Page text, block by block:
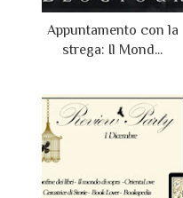
Appuntamento con la
strega: Il Mond...